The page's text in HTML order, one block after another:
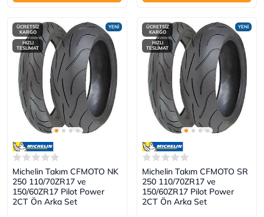
YENİ
ÜCRETSİZ
KARGO
HIZLI
TESLİMAT
Michelin Takım CFMOTO NK
250 110/70ZR17 ve
150/60ZR17 Pilot Power
2CT Ön Arka Set
YENİ
ÜCRETSİZ
KARGO
HIZLI
TESLİMAT
Michelin Takım CFMOTO SR
250 110/70ZR17 ve
150/60ZR17 Pilot Power
2CT Ön Arka Set